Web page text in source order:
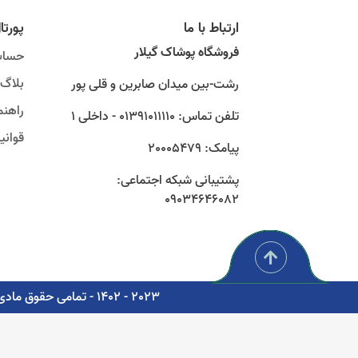
ارتباط با ما
فروشگاه پوشاک گیلار
رشت-بین میدان صابرین و قلی پور
تلفن تماس: 01391011110 - داخلی 1
پیامک: 20005479
پشتیبانی شبکه اجتماعی:
09034646082
بلاگ
2023 - 1402 - تمامی حقوق مادی و معنوی برای شرکت پوشاک سبز گستر گیلار محفوظ است. - مشاوره، پشتیبانی و طراحی اتوماسیون دیجیتال: